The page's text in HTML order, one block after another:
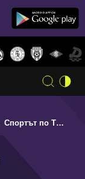
Спортът по ТВ на 28 октомври